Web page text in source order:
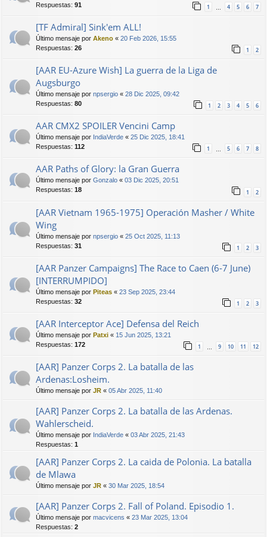
Respuestas: 91 1 … 4 5 6 7
[TF Admiral] Sink'em ALL!
Último mensaje por Akeno « 20 Feb 2026, 15:55
Respuestas: 26 1 2
[AAR EU-Azure Wish] La guerra de la Liga de
Augsburgo
Último mensaje por npsergio « 28 Dic 2025, 09:42
Respuestas: 80 1 2 3 4 5 6
AAR CMX2 SPOILER Vencini Camp
Último mensaje por IndiaVerde « 25 Dic 2025, 18:41
Respuestas: 112 1 … 5 6 7 8
AAR Paths of Glory: la Gran Guerra
Último mensaje por Gonzalo « 03 Dic 2025, 20:51
Respuestas: 18 1 2
[AAR Vietnam 1965-1975] Operación Masher / White
Wing
Último mensaje por npsergio « 25 Oct 2025, 11:13
Respuestas: 31 1 2 3
[AAR Panzer Campaigns] The Race to Caen (6-7 June)
[INTERRUMPIDO]
Último mensaje por Piteas « 23 Sep 2025, 23:44
Respuestas: 32 1 2 3
[AAR Interceptor Ace] Defensa del Reich
Último mensaje por Patxi « 15 Jun 2025, 13:21
Respuestas: 172 1 9 10 11 12
[AAR] Panzer Corps 2. La batalla de las
Ardenas:Losheim.
Último mensaje por JR « 05 Abr 2025, 11:40
[AAR] Panzer Corps 2. La batalla de las Ardenas.
Wahlerscheid.
Último mensaje por IndiaVerde « 03 Abr 2025, 21:43
Respuestas: 1
[AAR] Panzer Corps 2. La caida de Polonia. La batalla
de Mlawa
Último mensaje por JR « 30 Mar 2025, 18:54
[AAR] Panzer Corps 2. Fall of Poland. Episodio 1.
Último mensaje por macvicens « 23 Mar 2025, 13:04
Respuestas: 2